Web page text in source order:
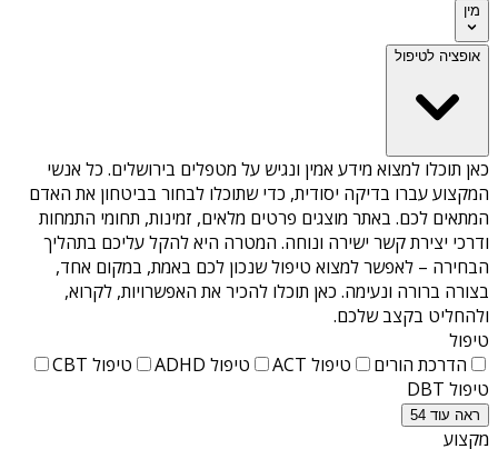
מין
אופציה לטיפול
כאן תוכלו למצוא מידע אמין ונגיש על מטפלים בירושלים. כל אנשי
המקצוע עברו בדיקה יסודית, כדי שתוכלו לבחור בביטחון את האדם
המתאים לכם. באתר מוצגים פרטים מלאים, זמינות, תחומי התמחות
ודרכי יצירת קשר ישירה ונוחה. המטרה היא להקל עליכם בתהליך
הבחירה – לאפשר למצוא טיפול שנכון לכם באמת, במקום אחד,
בצורה ברורה ונעימה. כאן תוכלו להכיר את האפשרויות, לקרוא,
ולהחליט בקצב שלכם.
טיפול
הדרכת הורים
טיפול ACT טיפול ADHD
טיפול CBT
טיפול DBT
ראה עוד 54
מקצוע